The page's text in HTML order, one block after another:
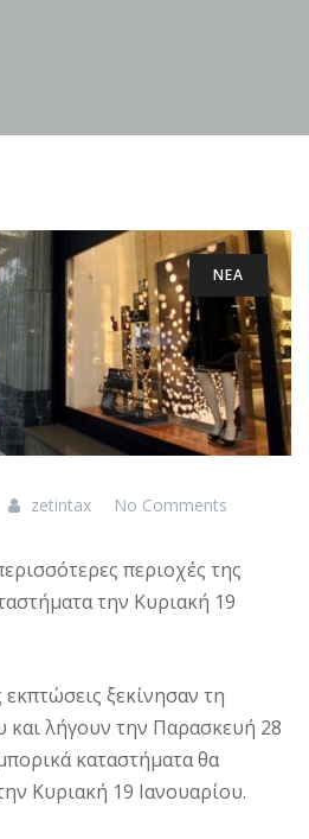
ΝΕΑ
zetintax No Comments
περιοχές της
την Κυριακή 19
εκπτώσεις ξεκίνησαν τη
και λήγουν την Παρασκευή 28
καταστήματα θα
Κυριακή 19 Ιανουαρίου.